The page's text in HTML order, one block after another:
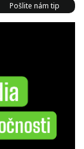
Pošlite nám tip